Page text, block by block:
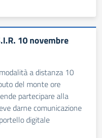
10 novembre
a distanza 10
del monte ore
partecipare alla
darne comunicazione
digitale